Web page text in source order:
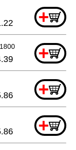
+
+
+
+